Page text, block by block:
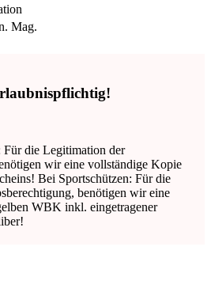
Mag.
Für die Legitimation der
wir eine vollständige Kopie
Bei Sportschützen: Für die
benötigen wir eine
WBK inkl. eingetragener